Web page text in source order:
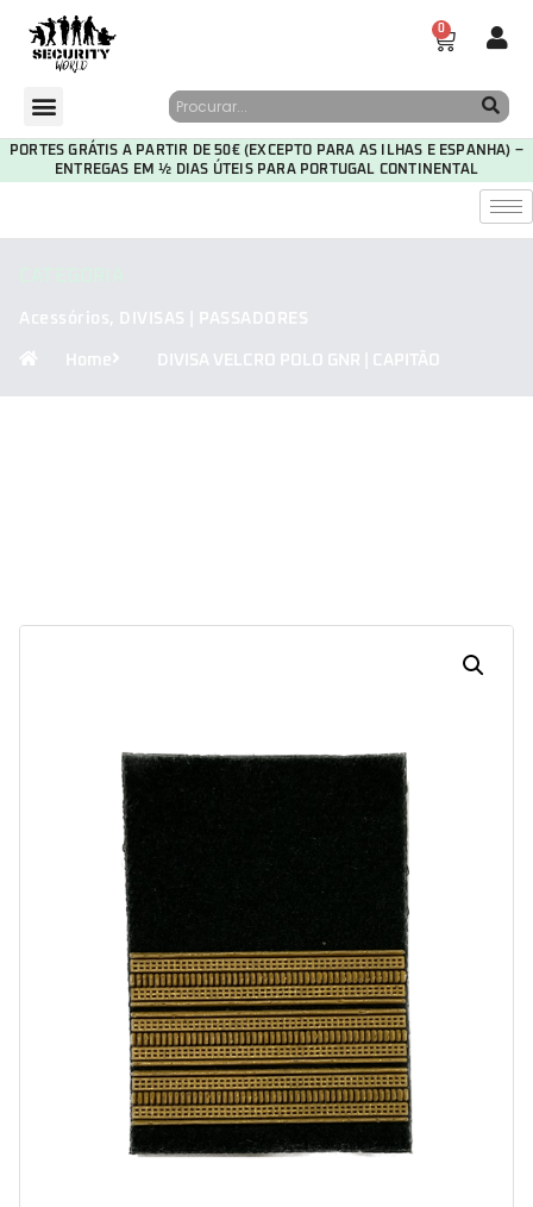
0
PORTES GRÁTIS A PARTIR DE 50€ (EXCEPTO PARA AS ILHAS E ESPANHA) –
ENTREGAS EM ½ DIAS ÚTEIS PARA PORTUGAL CONTINENTAL
Acessórios, DIVISAS | PASSADORES
Home DIVISA VELCRO POLO GNR | CAPITÃO